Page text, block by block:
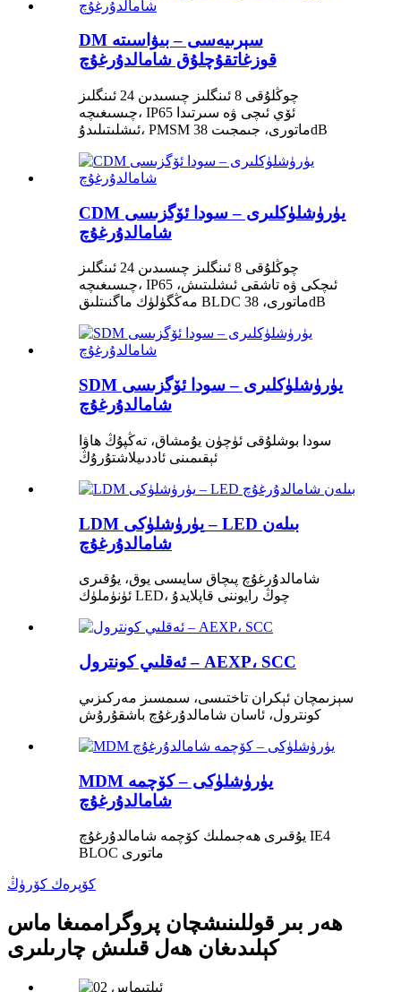
DM سېرىيەسى – بىۋاسىتە
قوزغاتقۇچلۇق شامالدۇرغۇچ
چوڭلۇقى 8 ئىنگلىز چىسىدىن 24 ئىنگلىز
چىسىغىچە، IP65 ئۆي ئىچى ۋە سىرتىدا
ئىشلىتىلىدۇ، PMSM ماتورى، جىمجىت 38dB
CDM يۈرۈشلۈكلىرى – سودا ئۆگزىسى
شامالدۇرغۇچ
چوڭلۇقى 8 ئىنگلىز چىسىدىن 24 ئىنگلىز
چىسىغىچە، IP65 ئىچكى ۋە تاشقى ئىشلىتىش،
مەڭگۈلۈك ماگنىتلىق BLDC ماتورى، 38dB
SDM يۈرۈشلۈكلىرى – سودا ئۆگزىسى
شامالدۇرغۇچ
سودا بوشلۇقى ئۈچۈن يۇمشاق، تەڭپۇڭ ھاۋا
ئېقىمىنى ئاددىيلاشتۇرۇڭ
LDM يۈرۈشلۈكى – LED بىلەن
شامالدۇرغۇچ
شامالدۇرغۇچ پىچاق سايىسى يوق، يۇقىرى
ئۈنۈملۈك LED، چوڭ رايوننى قاپلايدۇ
ئەقلىي كونترول – AEXP، SCC
سېزىمچان ئېكران تاختىسى، سىمسىز مەركىزىي
كونترول، ئاسان شامالدۇرغۇچ باشقۇرۇش
MDM يۈرۈشلۈكى – كۆچمە
شامالدۇرغۇچ
يۇقىرى ھەجىملىك ​​كۆچمە شامالدۇرغۇچ IE4
BLOC ماتورى
كۆپرەك كۆرۈڭ
ھەر بىر قوللىنىشچان پروگراممىغا ماس
كېلىدىغان ھەل قىلىش چارىلىرى